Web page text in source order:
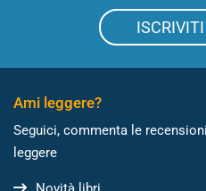
Ami leggere?
Seguici, commenta le
leggere